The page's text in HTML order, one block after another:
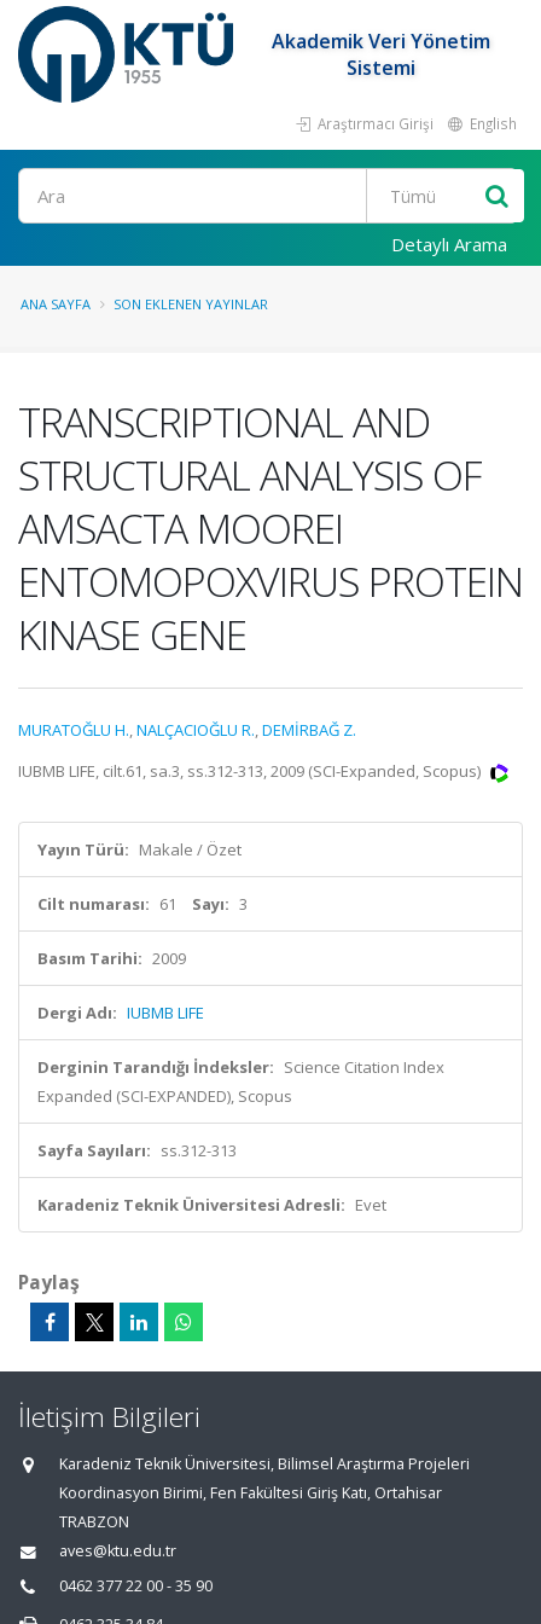
Akademik Veri Yönetim
Sistemi
Araştırmacı Girişi English
Ara
Detaylı Arama
ANA SAYFA SON EKLENEN YAYINLAR
TRANSCRIPTIONAL AND
STRUCTURAL ANALYSIS OF
AMSACTA MOOREI
ENTOMOPOXVIRUS PROTEIN
KINASE GENE
MURATOĞLU H.,NALÇACIOĞLU R.,DEMİRBAĞ Z.
IUBMB LIFE, cilt.61, sa.3, ss.312-313, 2009 (SCI-Expanded, Scopus)
Yayın Türü: Makale / Özet
Cilt numarası: 61 Sayı: 3
Basım Tarihi: 2009
Dergi Adı: IUBMB LIFE
Derginin Tarandığı İndeksler: Science Citation Index
Expanded (SCI-EXPANDED), Scopus
Sayfa Sayıları: ss.312-313
Karadeniz Teknik Üniversitesi Adresli: Evet
Paylaş
İletişim Bilgileri
Karadeniz Teknik Üniversitesi, Bilimsel Araştırma Projeleri
Koordinasyon Birimi, Fen Fakültesi Giriş Katı, Ortahisar
TRABZON
aves@ktu.edu.tr
0462 377 22 00 - 35 90